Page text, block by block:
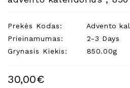
Reikalai
Dovanos
Prekės Kodas:
Advento
Prieinamumas:
2-3 Days
Grynasis Kiekis:
850.00g
30,00€